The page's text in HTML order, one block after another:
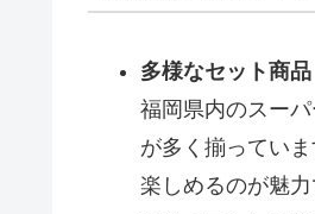
多様なセット商品
福岡県内のスー
が多く揃ってい
楽しめるのが魅力